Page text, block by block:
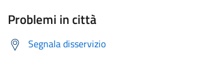
Problemi in città
Segnala disservizio